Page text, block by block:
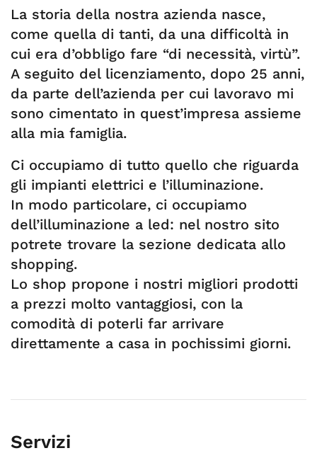
La storia della nostra azienda nasce,
come quella di tanti, da una difficoltà in
cui era d’obbligo fare “di necessità, virtù”.
A seguito del licenziamento, dopo 25 anni,
da parte dell’azienda per cui lavoravo mi
sono cimentato in quest’impresa assieme
alla mia famiglia.
Ci occupiamo di tutto quello che riguarda
gli impianti elettrici e l’illuminazione.
In modo particolare, ci occupiamo
dell’illuminazione a led: nel nostro sito
potrete trovare la sezione dedicata allo
shopping.
Lo shop propone i nostri migliori prodotti
a prezzi molto vantaggiosi, con la
comodità di poterli far arrivare
direttamente a casa in pochissimi giorni.
Servizi